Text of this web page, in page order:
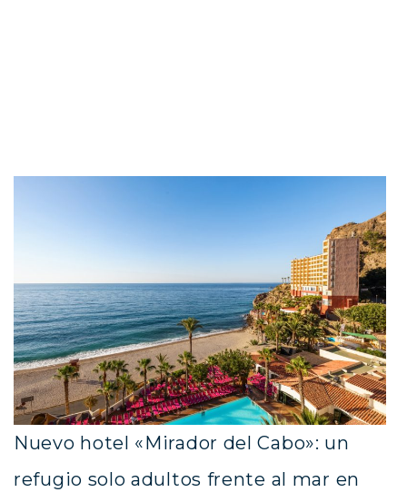
Nuevo hotel «Mirador del Cabo»: un
refugio solo adultos frente al mar en